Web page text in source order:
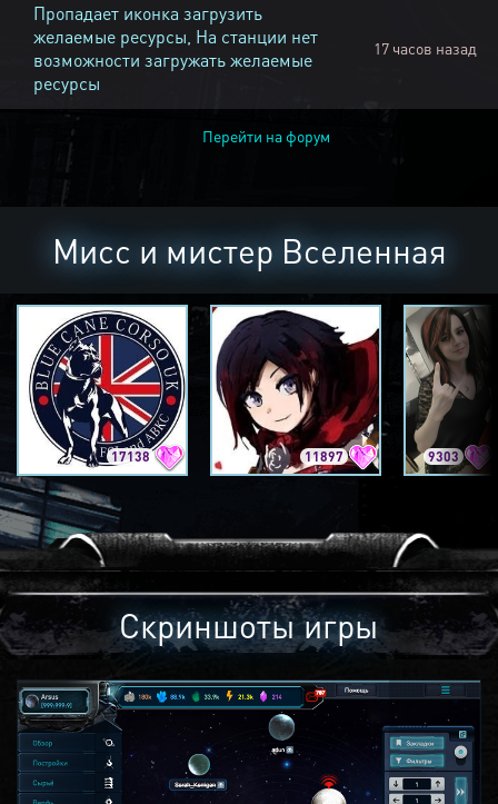
Пропадает иконка загрузить
желаемые ресурсы, На станции нет
возможности загружать желаемые
ресурсы
17 часов назад
Перейти на форум
Мисс и мистер Вселенная
17138 11897 9303
Скриншоты игры